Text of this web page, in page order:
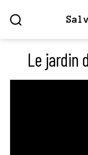
Le jardin